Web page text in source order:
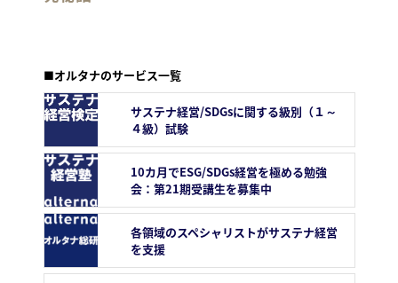
■オルタナのサービス一覧
サステナ経営/SDGsに関する級別（１～
４級）試験
10カ月でESG/SDGs経営を極める勉強
会：第21期受講生を募集中
各領域のスペシャリストがサステナ経営
を支援